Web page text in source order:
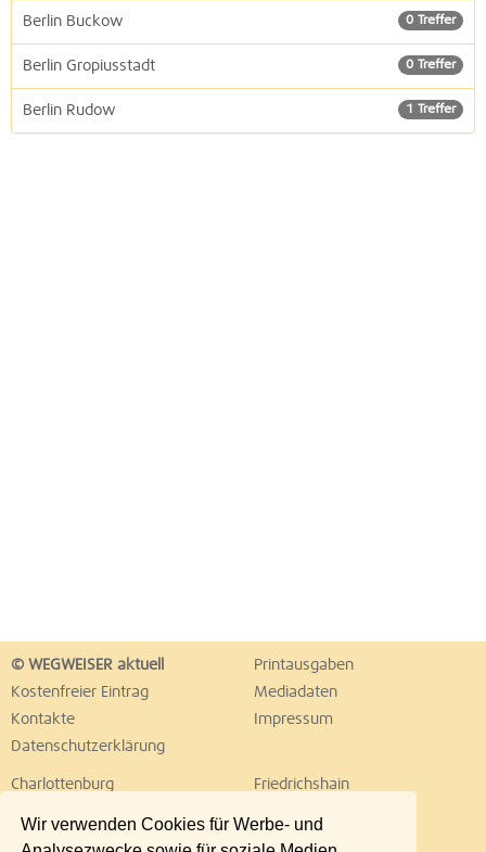
Wir verwenden Cookies für Werbe- und
0 Treffer
Berlin Buckow
0 Treffer
Berlin Gropiusstadt
1 Treffer
Berlin Rudow
© WEGWEISER aktuell
Printausgaben
Kostenfreier Eintrag
Mediadaten
Kontakte
Impressum
Datenschutzerklärung
Charlottenburg
Friedrichshain